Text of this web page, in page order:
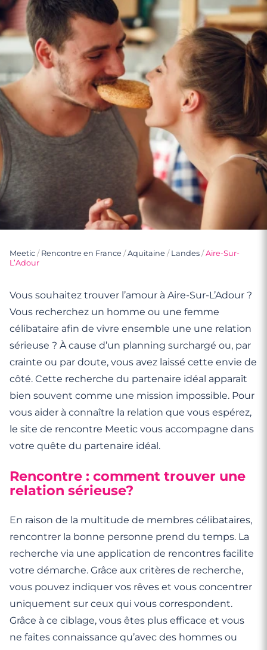
Meetic / Rencontre en France /Aquitaine / Landes /Aire-Sur-
L’Adour
Vous souhaitez trouver l’amour à Aire-Sur-L’Adour ?
Vous recherchez un homme ou une femme
célibataire afin de vivre ensemble une une relation
sérieuse ? À cause d’un planning surchargé ou, par
crainte ou par doute, vous avez laissé cette envie de
côté. Cette recherche du partenaire idéal apparaît
bien souvent comme une mission impossible. Pour
vous aider à connaître la relation que vous espérez,
le site de rencontre Meetic vous accompagne dans
votre quête du partenaire idéal.
Rencontre : comment trouver une
relation sérieuse?
En raison de la multitude de membres célibataires,
rencontrer la bonne personne prend du temps. La
recherche via une application de rencontres facilite
votre démarche. Grâce aux critères de recherche,
vous pouvez indiquer vos rêves et vous concentrer
uniquement sur ceux qui vous correspondent.
Grâce à ce ciblage, vous êtes plus efficace et vous
ne faites connaissance qu’avec des hommes ou